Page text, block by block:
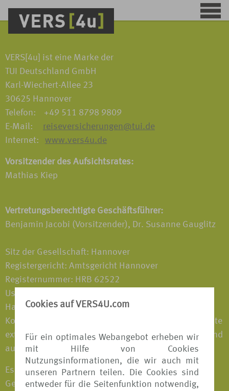
Cookies auf VERS4U.com
Für ein optimales Webangebot erheben wir
mit Hilfe von Cookies
Nutzungsinformationen, die wir auch mit
unseren Partnern teilen. Die Cookies sind
entweder für die Seitenfunktion notwendig,
VERS[4u] ist eine Marke der
TUI Deutschland GmbH
Karl-Wiechert-Allee 23
30625 Hannover
Telefon: +49 511 8798 9809
E-Mail:
reiseversicherungen@tui.de
Internet: www.vers4u.de
Vorsitzender des Aufsichtsrates:
Mathias Kiep
Vertretungsberechtigte Geschäftsführer:
Benjamin Jacobi (Vorsitzender), Dr. Susanne Gauglitz
Sitz der Gesellschaft: Hannover
Registergericht: Amtsgericht Hannover
Registernummer: HRB 62522
Ust-Ident.-Nr. DE 242380569
Haftungshinweis: Trotz sorgfältiger inhaltlicher
Kontrolle übernehmen wir keine Haftung für die Inhalte
externer Links. Für den Inhalt der verlinkten Seiten sind
ausschließlich deren Betreiber verantwortlich.
Es ist eine Gewerbeerlaubnis nach § 34d Abs. 1
Gewerbeordnung als Versicherungsvertreter